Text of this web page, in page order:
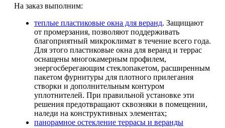
На заказ выполним:
теплые пластиковые окна для веранд. Защищают
от промерзания, позволяют поддерживать
благоприятный микроклимат в течение всего года.
Для этого пластиковые окна для веранд и террас
оснащены многокамерным профилем,
энергосберегающим стеклопакетом, расширенным
пакетом фурнитуры для плотного прилегания
створки и дополнительным контуром
уплотнителей. При правильной установке эти
решения предотвращают сквозняки в помещении,
наледи на конструктивных элементах;
панорамное остекление террасы и веранды